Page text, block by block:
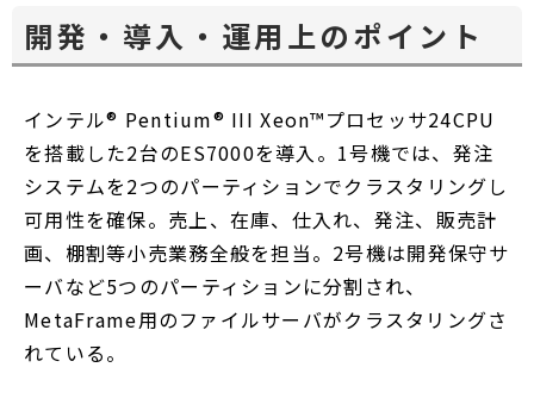
開発・導入・運用上のポイント
インテル® Pentium® III Xeon™プロセッサ24CPU
を搭載した2台のES7000を導入。1号機では、発注
システムを2つのパーティションでクラスタリングし
可用性を確保。売上、在庫、仕入れ、発注、販売計
画、棚割等小売業務全般を担当。2号機は開発保守サ
ーバなど5つのパーティションに分割され、
MetaFrame用のファイルサーバがクラスタリングさ
れている。